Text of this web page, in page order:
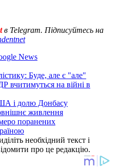
в Telegram. Підписуйтесь на
News
Буде, але є "але"
вчитимуться на війні в
і долю Донбасу
живлення
поранених
необхідний текст і
про це редакцію.